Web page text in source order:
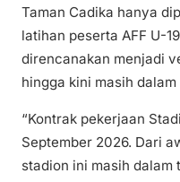
Taman Cadika hanya
latihan peserta AFF U-
direncanakan menjadi
hingga kini masih
“Kontrak pekerjaan
September 2026. Dari
stadion ini masih dalam